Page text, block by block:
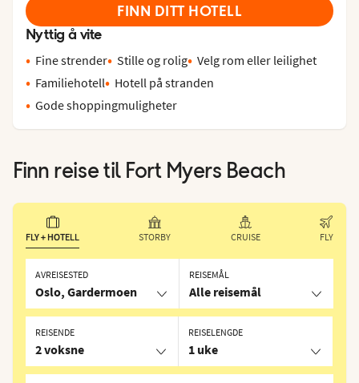
FINN DITT HOTELL
Nyttig å vite
Fine strender Stille og rolig Velg rom eller leilighet
Familiehotell
Hotell på stranden
Gode shoppingmuligheter
Finn reise til Fort Myers Beach
FLY + HOTELL STORBY CRUISE FLY
AVREISESTED
Oslo, Gardermoen
REISEMÅL
Alle reisemål
REISELENGDE
1 uke
REISENDE
2 voksne